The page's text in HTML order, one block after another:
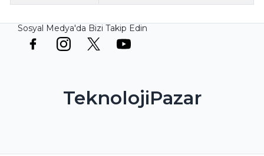
Sosyal Medya'da Bizi Takip Edin
TeknolojiPazar